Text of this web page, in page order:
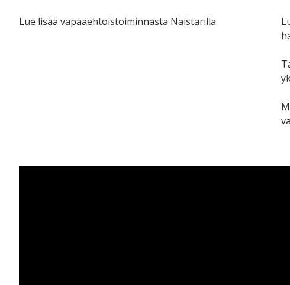
Lue lisää vapaaehtoistoiminnasta Naistarilla